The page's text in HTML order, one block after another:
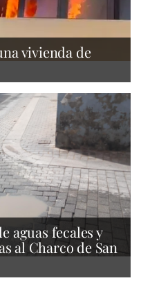
vivienda de
aguas fecales y
al Charco de San